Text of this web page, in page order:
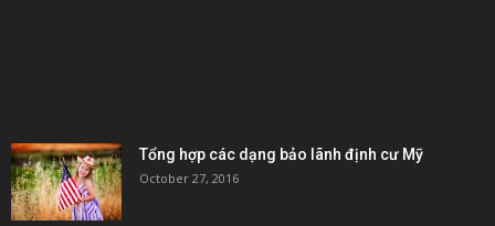
Tổng hợp các dạng bảo lãnh định cư Mỹ
October 27, 2016